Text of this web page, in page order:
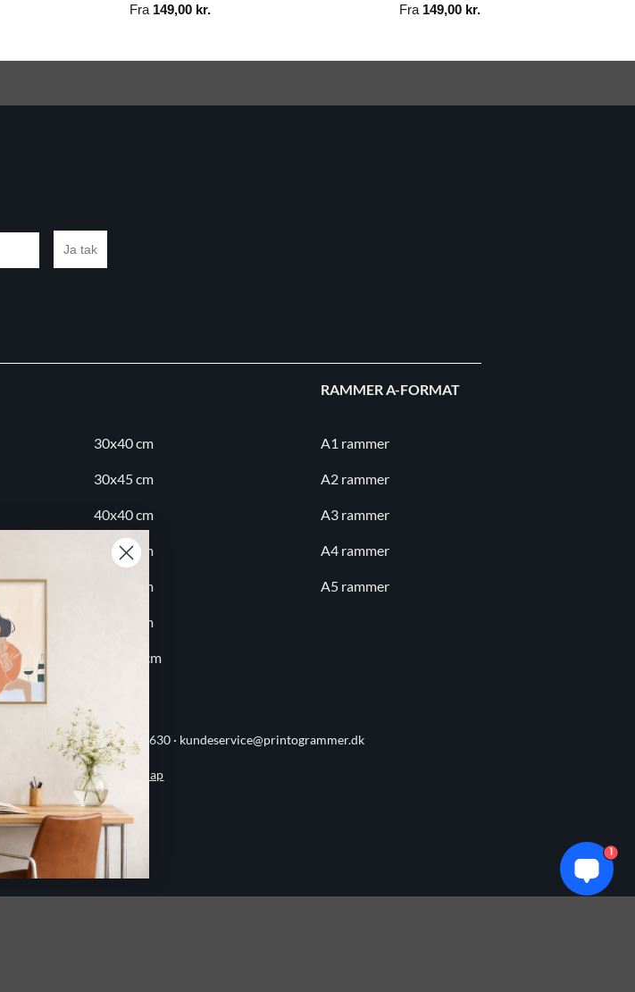
Fra 149,00 kr.
Fra 149,00 kr.
Ja tak
30x40 cm
30x45 cm
40x40 cm
40x50 cm
50x70 cm
60x80 cm
70x100 cm
RAMMER A-FORMAT
A1 rammer
A2 rammer
A3 rammer
A4 rammer
A5 rammer
40736166 · (+45) 8844 1630 · kundeservice@printogrammer.dk
Privatlivspolitik ·Sitemap
Printogrammer.dk
1